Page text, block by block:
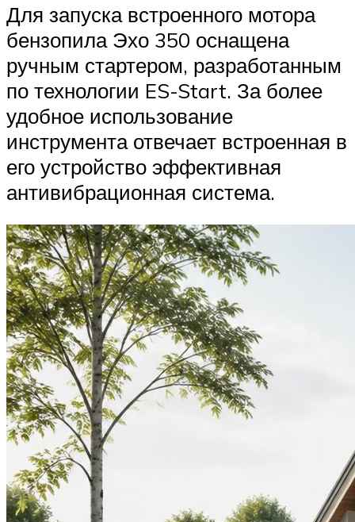
Для запуска встроенного мотора
бензопила Эхо 350 оснащена
ручным стартером, разработанным
по технологии ES-Start. За более
удобное использование
инструмента отвечает встроенная в
его устройство эффективная
антивибрационная система.